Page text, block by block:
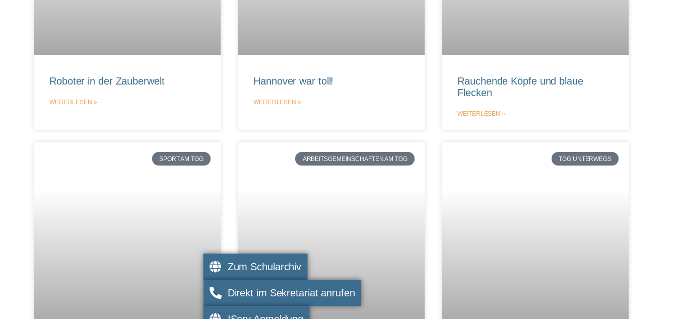
Roboter in der Zauberwelt
WEITERLESEN »
Hannover war toll!
WEITERLESEN »
Rauchende Köpfe und blaue
Flecken
WEITERLESEN »
SPORT AM TGG ARBEITSGEMEINSCHAFTEN AM TGG TGG UNTERWEGS
Zum Schularchiv
Direkt im Sekretariat anrufen